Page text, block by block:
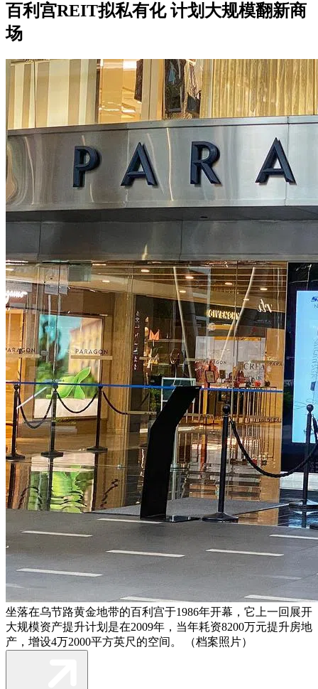
百利宫REIT拟私有化 计划大规模翻新商
场
坐落在乌节路黄金地带的百利宫于1986年开幕，它上一回展开
大规模资产提升计划是在2009年，当年耗资8200万元提升房地
产，增设4万2000平方英尺的空间。 （档案照片）